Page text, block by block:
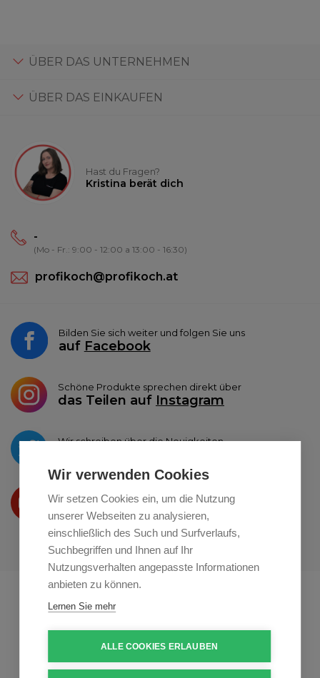
Wir verwenden Cookies
Wir setzen Cookies ein, um die Nutzung
unserer Webseiten zu analysieren,
einschließlich des Such und Surfverlaufs,
Suchbegriffen und Ihnen auf Ihr
Nutzungsverhalten angepasste Informationen
anbieten zu können.
Lernen Sie mehr
ALLE COOKIES ERLAUBEN
ÜBER DAS UNTERNEHMEN
ÜBER DAS EINKAUFEN
Hast du Fragen?
Kristina berät dich
-
(Mo - Fr.: 9:00 - 12:00 a 13:00 - 16:30)
profikoch@profikoch.at
Bilden Sie sich weiter und folgen Sie uns
auf Facebook
Schöne Produkte sprechen direkt über
das Teilen auf Instagram
Wir schreiben über die Neuigkeiten
Wir präsentieren Ihre produkte
Youtube
Profikuchar.sk